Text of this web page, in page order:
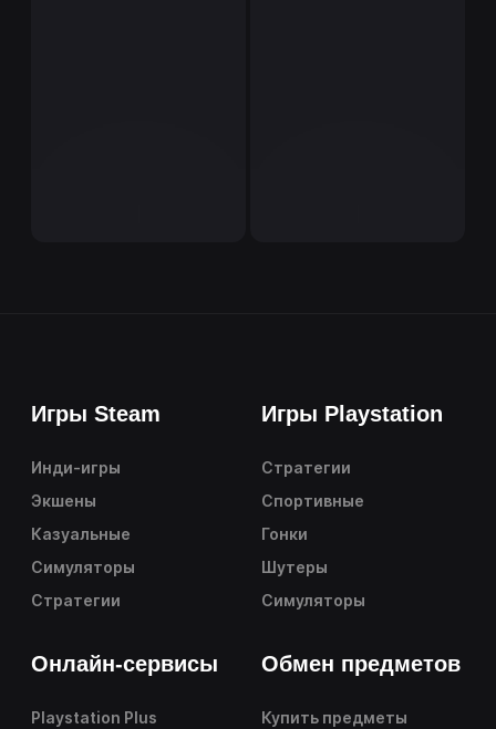
Игры Steam
Инди-игры
Экшены
Казуальные
Симуляторы
Стратегии
Игры Playstation
Стратегии
Спортивные
Гонки
Шутеры
Симуляторы
Онлайн-сервисы
Playstation Plus
Обмен предметов
Купить предметы